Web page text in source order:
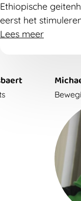
Ethiopische
eerst het
merkte dat zijn
Later bleek dat
is cafeïne
om sportprestaties
cafeïne precies?
Lees meer
Michael Nicasi